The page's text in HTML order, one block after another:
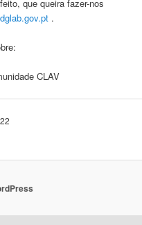
que queira fazer-nos
.
CLAV